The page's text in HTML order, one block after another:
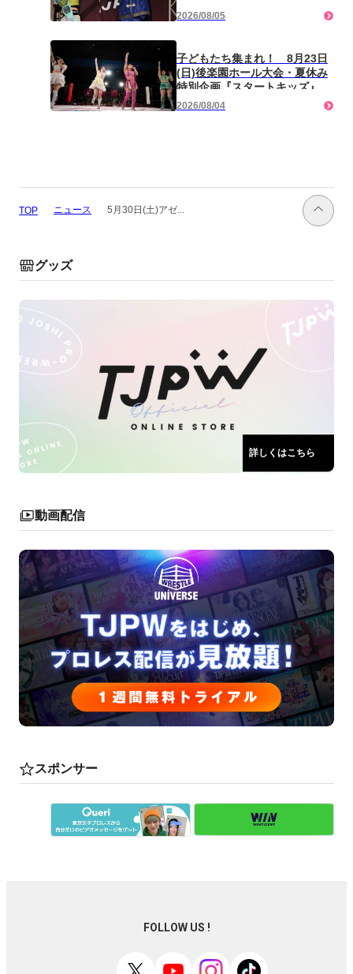
合を見ながらスペシャルトー
2026/08/05
子どもたち集まれ！ 8月23日
(日)後楽園ホール大会・夏休み
特別企画『スタートキッズ』参
加者募集！
2026/08/04
TOP ニュース 5月30日(土)アゼ...
グッズ
詳しくはこちら
動画配信
スポンサー
FOLLOW US !